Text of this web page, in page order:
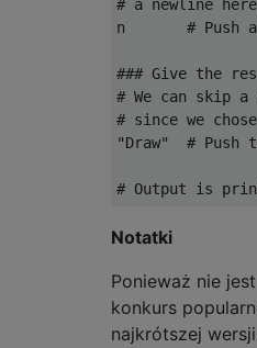
# a newline
n       # Push a
### Give the
# We can skip
# since we
"Draw"  #
Notatki
Ponieważ nie
konkurs
najkrótszej